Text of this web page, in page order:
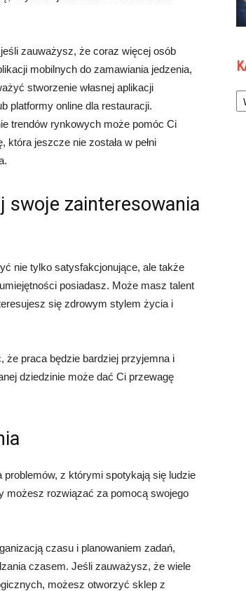
jeśli zauważysz, że coraz więcej osób
mobilnych do zamawiania jedzenia,
stworzenie własnej aplikacji
platformy online dla restauracji.
trendów rynkowych może pomóc Ci
która jeszcze nie została w pełni
swoje zainteresowania
nie tylko satysfakcjonujące, ale także
posiadasz. Może masz talent
się zdrowym stylem życia i
że praca będzie bardziej przyjemna i
dziedzinie może dać Ci przewagę
z którymi spotykają się ludzie
możesz rozwiązać za pomocą swojego
czasu i planowaniem zadań,
czasem. Jeśli zauważysz, że wiele
możesz otworzyć sklep z